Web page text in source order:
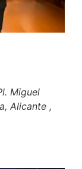
Miguel
Alicante ,